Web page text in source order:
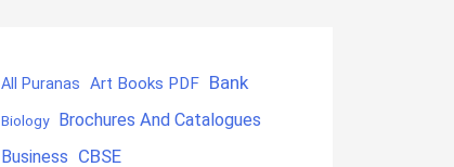
All Puranas Art Books PDF Bank
Biology
Brochures And Catalogues
Business CBSE